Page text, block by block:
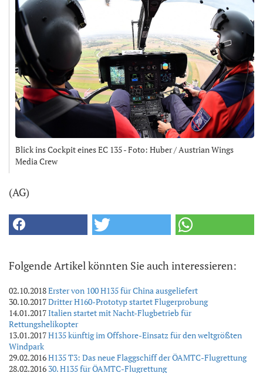
Blick ins Cockpit eines EC 135 - Foto: Huber / Austrian Wings
Media Crew
(AG)
Folgende Artikel könnten Sie auch interessieren:
02.10.2018Erster von 100 H135 für China ausgeliefert
30.10.2017Dritter H160-Prototyp startet Flugerprobung
14.01.2017Italien startet mit Nacht-Flugbetrieb für
Rettungshelikopter
13.01.2017H135 künftig im Offshore-Einsatz für den weltgrößten
Windpark
29.02.2016H135 T3: Das neue Flaggschiff der ÖAMTC-Flugrettung
28.02.2016 30. H135 für ÖAMTC-Flugrettung